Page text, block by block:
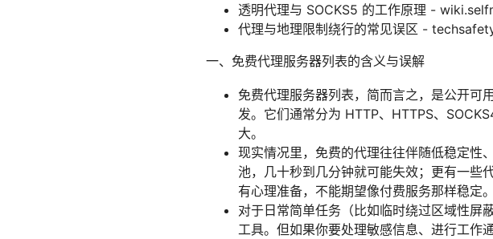
透明代理与 SOCKS5 的工作原理 -
代理与地理限制绕行的常见误区 -
一、免费代理服务器列表的含义与误解
免费代理服务器列表，简而言之，是公开可
发。它们通常分为 HTTP、HTTPS、
大。
现实情况里，免费的代理往往伴随低稳定性
池，几十秒到几分钟就可能失效；更有一些
有心理准备，不能期望像付费服务那样稳定。
对于日常简单任务（比如临时绕过区域性屏
工具。但如果你要处理敏感信息、进行工作